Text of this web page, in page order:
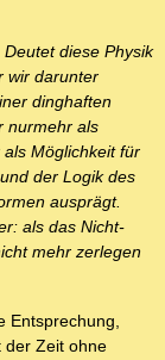
diese Physik
wir darunter
dinghaften
nurmehr als
Möglichkeit für
der Logik des
ausprägt.
als das Nicht-
mehr zerlegen
Entsprechung,
der Zeit ohne